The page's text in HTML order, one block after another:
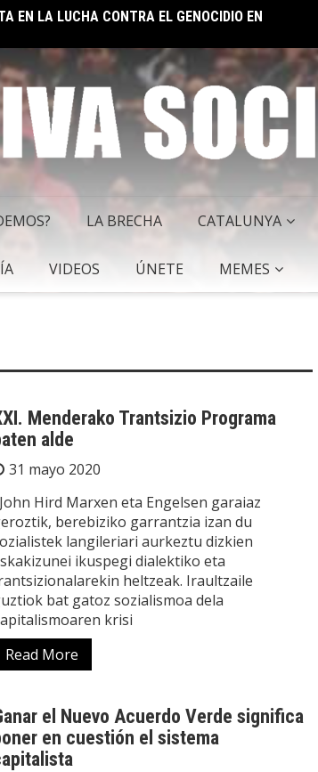
EN LA LUCHA CONTRA EL GENOCIDIO EN
LA BRECHA CATALUNYA
VIDEOS ÚNETE MEMES
Menderako Trantsizio Programa
alde
31 mayo 2020
John Hird Marxen eta Engelsen garaiaz
berebiziko garrantzia izan du
langileriari aurkeztu dizkien
ikuspegi dialektiko eta
heltzeak. Iraultzaile
bat gatoz sozialismoa dela
krisi
Read More
el Nuevo Acuerdo Verde significa
en cuestión el sistema